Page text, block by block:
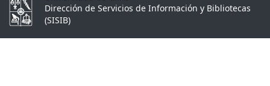
Dirección de Servicios de Información y Bibliotecas
(SISIB)